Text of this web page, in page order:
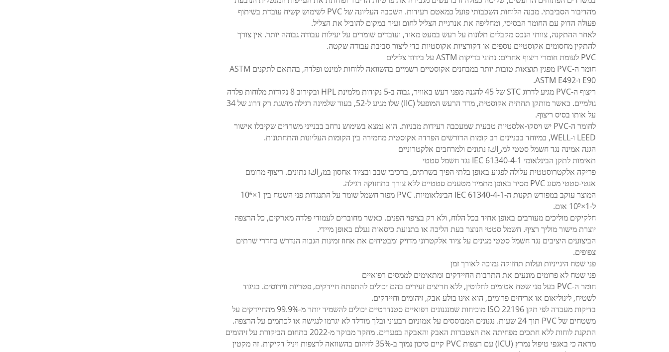
מהדיבור הסביבתי. מבנה הלוחות השכבותי פועל כמאטם רעידות. השכבה העליונה של PVC לשימוש קשיח עובדת בשיתוף
פעולה הדוק עם החומר הבסיסי, ומחליפה את אנרגיית הצליל לחום זעיר במקום להוביל את הצליל.
לאחר ההתקנה, צוותי הנכס מקבלים תלונות על רעש במעט מאוד, ועובדים שומרים על יעילות עבודה גבוהה יותר. אין צורך
להתקין מחסומים אקוסטיים נוספים או דקורציות אקוסטיות כדי ליצור סביבת עבודה שקטה.
PVC לעומת חומרי ריצוף אחרים: נתוני בדיקות ASTM על בידוד צלילים
חומר ה-PVC מפגין תוצאות טובות יותר במבחנים אקוסטיים רשמיים בהשוואה ללוחות למינט ופלדה, בהתאם לתקנים ASTM
E90 ו-ASTM E492.
ריצוף ה-PVC מגיע לדרוג STC של 45 להגנה מפני רעש באוויר, גבוה ב-5 נקודות מלמינת HPL ובקירוב 8 נקודות מלוחות פלדה
גולמיים. כאשר מותקן תחתית אקוסטית, מדד הרעש המופעל (IIC) שלו מגיע ל-52, בעוד שלמינה רגילה מושגת רק דרוג של 34
על אותו בסיס ריצוף.
לחומר ה-PVC יש ויסקו-אלסטיות טבעית שמעכבה רעידות מבניות. הוא נמצא בשימוש נרחב בבנייני משרדים שקיבלו אישור
LEED ו-WELL, במיוחד בבניינים רב קומות הדורשים הפרדה אקוסטית מחמירה בין הקומות העליונות והתחתונות.
הגנה אמינה נגד חשמל סטטי למراكז נתונים ולמרחבים אלקטרוניים
תאימות לתקן הבינלאומי IEC 61340-4-1 נגד חשמל סטטי
פריקה אלקטרוסטטית עלולה לפגוע באופן בלתי הפיך בשרתים, ברכיבי שבב ובציוד אחסון במراكז נתונים. ריצוף מרומם
אנטי-סטטי מסוג PVC מסיר באופן מתמיד מטענים סטטיים ללא צורך בתחזוקה רגילה.
המוצר עוקב במפורש תקנות ה-IEC 61340-4-1 הבינלאומיות. PVC מפזר חשמל שומר על התנגדות פני השטח בין 1×10⁶
ל-1×10⁹ אום.
חלקיקים מוליכים מעורבים באופן אחיד בכל הלוח, ולא רק בציפוי הפנים. כאשר מחוברים לעמודי פלדה מארקים, כל הרצפה
יוצרת מישור מוליך רציף. חשמל סטטי הנוצר בעת הליכה או בתנועת כיסאות נעלם באופן מיידי.
הביצועים היציבים נגד חשמל סטטי מגינים על ציוד אלקטרוני מדויק ומבטיחים את אחוז זמינות הגבוה הנדרש בחדרי שרתים
צפופים.
פני שטח היגייניות ועלות תחזוקה נמוכה לאורך זמן
פני שטח לא פרומים מונעים את התרבות החיידקים ומתאימים לממסים רפואיים
חומר ה-PVC בעל פני שטח אטומים לחלוטין, ללא חריצים זעירים בהם יכולים להתפתח חיידקים, פטריות ווירוסים. בניגוד
לשטיח, לינוליאום או אריחים פרומים, הוא אינו בולע אבק, זיהומים וחיידקים.
בדיקות מעבדה לפי תקן ISO 22196 מוכיחות שמנגנונים רפואיים סטנדרטיים יכולים להשמיד יותר מ-99.9% מהחיידקים על
משטחים של PVC תוך 24 שעות. נגנונים המבוססים על אמוניום רבעוני ובלך מודלד לא יגרמו לנגישה או לכתמים על הרצפה.
התקנת לוחות ללא חתכים מפחיתה את הצטברות האבק והאבקה בפערים. מחקר מבוקר מ-2022 בתחום הביקורת על זיהומים
מראה כי באגפי טיפול נמרץ (ICU) עם רצפות PVC קיים סיכון נמוך ב-35% לזיהום בהשוואה לרצפות ויניל דקיקות. זה מקטין